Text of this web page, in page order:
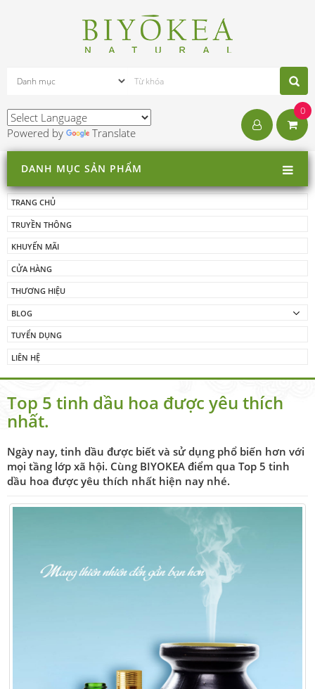
Powered by Translate
0
DANH MỤC SẢN PHẨM
TRANG CHỦ
TRUYỀN THÔNG
KHUYẾN MÃI
CỬA HÀNG
THƯƠNG HIỆU
BLOG
TUYỂN DỤNG
LIÊN HỆ
Top 5 tinh dầu hoa được yêu thích
nhất.
Ngày nay, tinh dầu được biết và sử dụng phổ biến hơn với
mọi tầng lớp xã hội. Cùng BIYOKEA điểm qua Top 5 tinh
dầu hoa được yêu thích nhất hiện nay nhé.